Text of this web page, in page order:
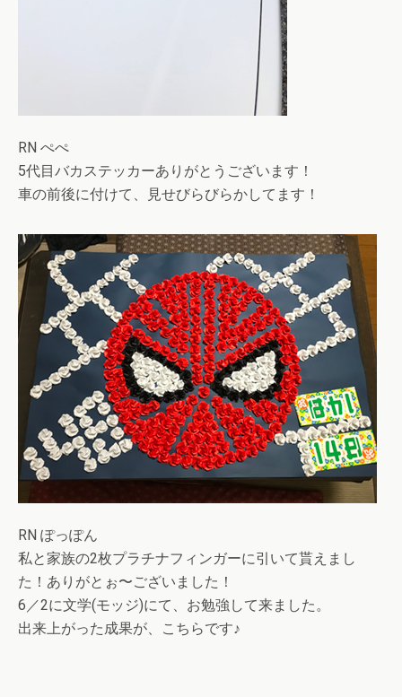
RN ぺぺ
5代目バカステッカーありがとうございます！
車の前後に付けて、見せびらびらかしてます！
RN ぽっぽん
私と家族の2枚プラチナフィンガーに引いて貰えまし
た！ありがとぉ〜ございました！
6／2に文学(モッジ)にて、お勉強して来ました。
出来上がった成果が、こちらです♪